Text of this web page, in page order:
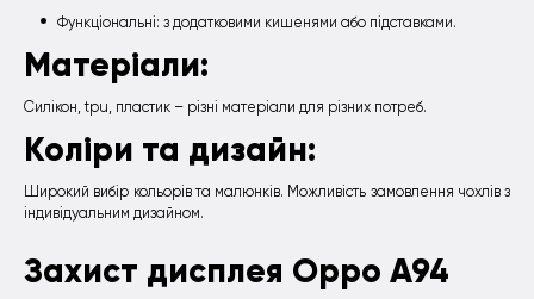
Функціональні: з додатковими кишенями або підставками.
Матеріали:
Силікон, tpu, пластик – різні матеріали для різних потреб.
Коліри та дизайн:
Широкий вибір кольорів та малюнків. Можливість замовлення чохлів з
індивідуальним дизайном.
Захист дисплея Oppo A94